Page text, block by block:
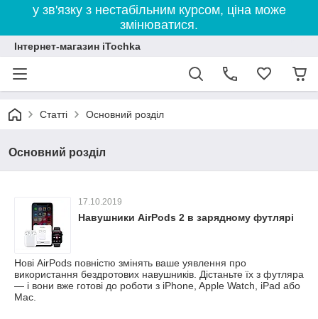
у зв'язку з нестабільним курсом, ціна може
змінюватися.
Інтернет-магазин iTochka
Статті Основний розділ
Основний розділ
17.10.2019
Навушники AirPods 2 в зарядному футлярі
Нові AirPods повністю змінять ваше уявлення про
використання бездротових навушників. Дістаньте їх з футляра
— і вони вже готові до роботи з iPhone, Apple Watch, iPad або
Mac.